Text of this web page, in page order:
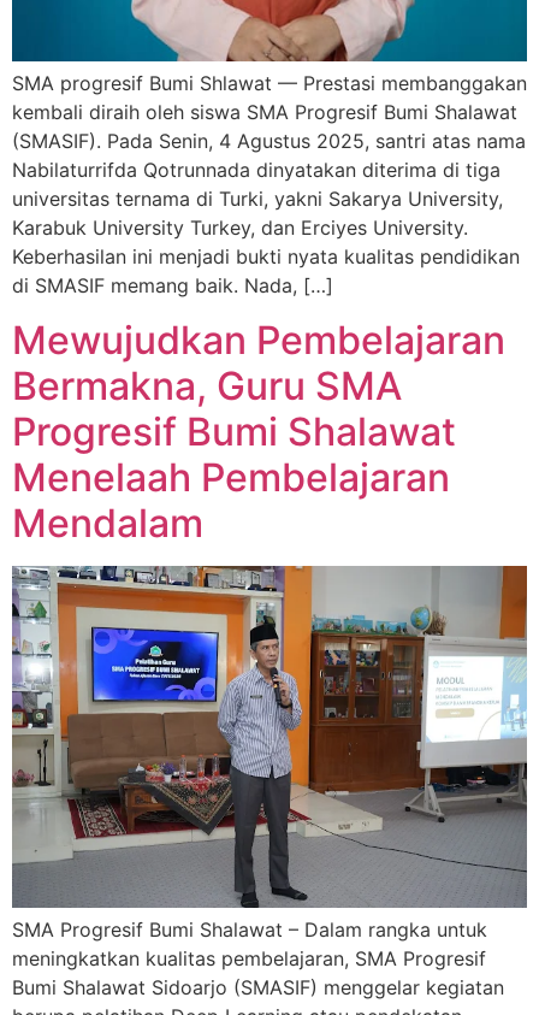
SMA progresif Bumi Shlawat — Prestasi membanggakan
kembali diraih oleh siswa SMA Progresif Bumi Shalawat
(SMASIF). Pada Senin, 4 Agustus 2025, santri atas nama
Nabilaturrifda Qotrunnada dinyatakan diterima di tiga
universitas ternama di Turki, yakni Sakarya University,
Karabuk University Turkey, dan Erciyes University.
Keberhasilan ini menjadi bukti nyata kualitas pendidikan
di SMASIF memang baik. Nada, […]
Mewujudkan Pembelajaran
Bermakna, Guru SMA
Progresif Bumi Shalawat
Menelaah Pembelajaran
Mendalam
SMA Progresif Bumi Shalawat – Dalam rangka untuk
meningkatkan kualitas pembelajaran, SMA Progresif
Bumi Shalawat Sidoarjo (SMASIF) menggelar kegiatan